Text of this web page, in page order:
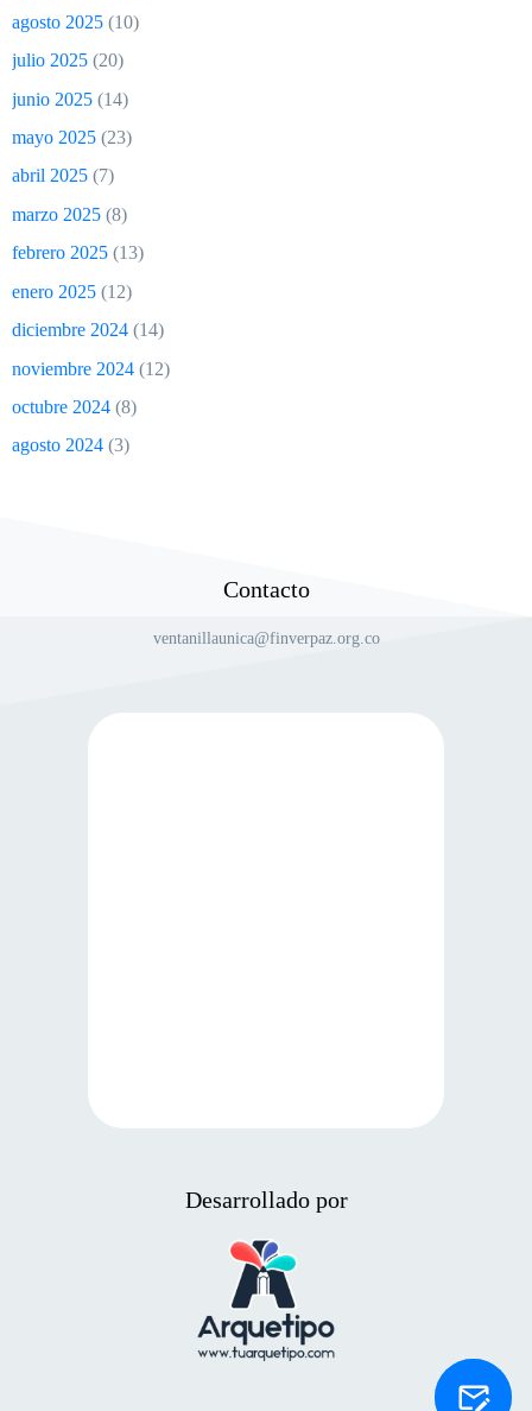
agosto 2025 (10)
julio 2025 (20)
junio 2025 (14)
mayo 2025 (23)
abril 2025 (7)
marzo 2025 (8)
febrero 2025 (13)
enero 2025 (12)
diciembre 2024 (14)
noviembre 2024 (12)
octubre 2024 (8)
agosto 2024 (3)
Contacto
ventanillaunica@finverpaz.org.co
Desarrollado por